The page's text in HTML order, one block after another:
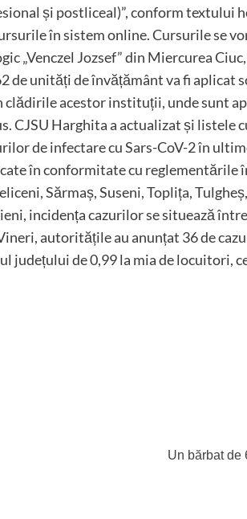
și postliceal)”, conform textului
în sistem online. Cursurile se
„Venczel Jozsef” din Miercurea
de unități de învățământ va fi aplicat
clădirile acestor instituții, unde sunt
CJSU Harghita a actualizat și listele
de infectare cu Sars-CoV-2 în
în conformitate cu reglementările
Sărmaș, Suseni, Toplița,
incidența cazurilor se situează
autoritățile au anunțat 36 de
județului de 0,99 la mia de locuitori,
Un bărbat de